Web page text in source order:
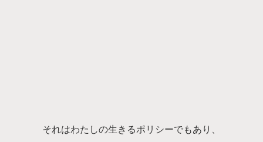
それはわたしの生きるポリシーでもあり、